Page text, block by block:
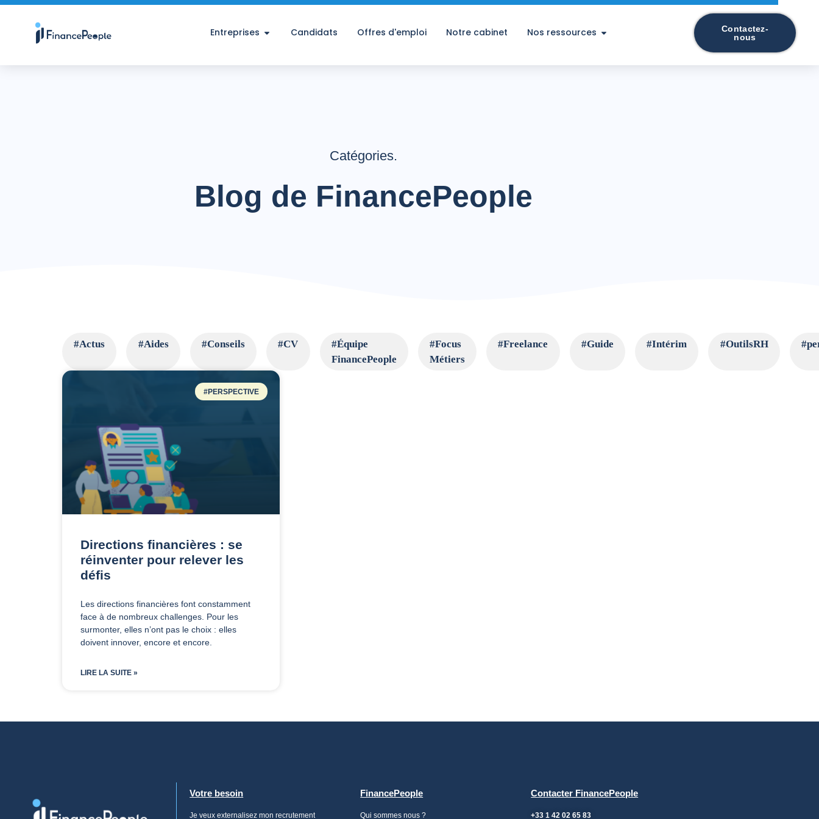
Entreprises Candidats Offres d'emploi Notre cabinet Nos ressources
Contactez-
nous
Catégories.
Blog de FinancePeople
#Actus #Aides #Conseils #CV
#Équipe
FinancePeople
#Focus
Métiers
#Freelance #Guide #Intérim #OutilsRH
#PERSPECTIVE
Directions financières : se
réinventer pour relever les
défis
Les directions financières font constamment
face à de nombreux challenges. Pour les
surmonter, elles n’ont pas le choix : elles
doivent innover, encore et encore.
LIRE LA SUITE »
Votre besoin
Je veux externalisez mon recrutement
FinancePeople
Qui sommes nous ?
Contacter FinancePeople
+33 1 42 02 65 83